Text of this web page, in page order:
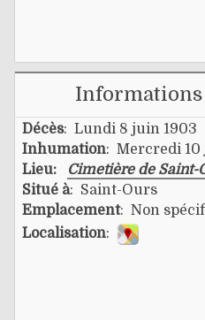
Informations
Décès: Lundi 8 juin 1903
Inhumation: Mercredi 10
Lieu:
Cimetière de Saint-
Situé à: Saint-Ours
Emplacement: Non
Localisation: